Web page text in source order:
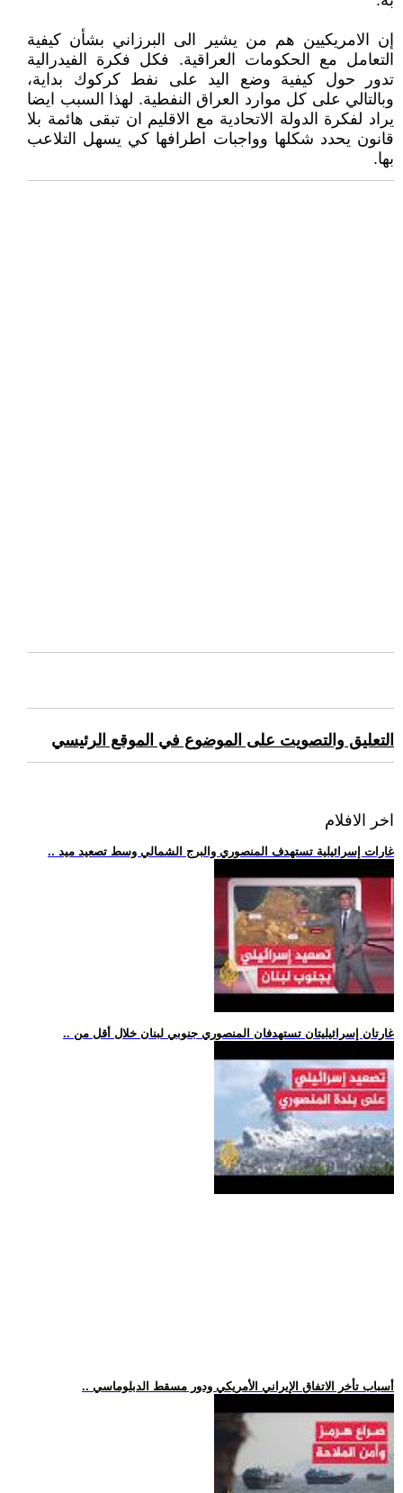
إن الامريكيين هم من يشير الى البرزاني بشأن كيفية
التعامل مع الحكومات العراقية. فكل فكرة الفيدرالية
تدور حول كيفية وضع اليد على نفط كركوك بداية،
وبالتالي على كل موارد العراق النفطية. لهذا السبب ايضا
يراد لفكرة الدولة الاتحادية مع الاقليم ان تبقى هائمة بلا
قانون يحدد شكلها وواجبات اطرافها كي يسهل التلاعب
بها.
التعليق والتصويت على الموضوع في الموقع الرئيسي
اخر الافلام
.. غارات إسرائيلية تستهدف المنصوري والبرج الشمالي وسط تصعيد ميد
.. غارتان إسرائيليتان تستهدفان المنصوري جنوبي لبنان خلال أقل من
.. أسباب تأخر الاتفاق الإيراني الأمريكي ودور مسقط الدبلوماسي